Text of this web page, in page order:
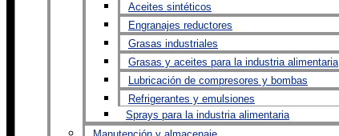
Aceites sintéticos
Engranajes reductores
Grasas industriales
Grasas y aceites para la industria alimentaria
Lubricación de compresores y bombas
Refrigerantes y emulsiones
Sprays para la industria alimentaria